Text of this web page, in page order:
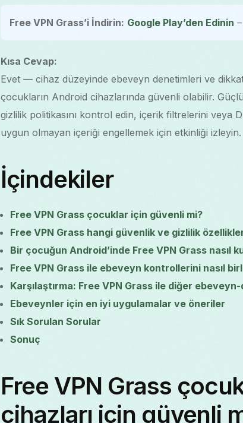
Free VPN Grass’i İndirin: Google Play’den Edinin
Kısa Cevap:
Evet — cihaz düzeyinde ebeveyn denetimleri ve
çocukların Android cihazlarında güvenli olabilir.
gizlilik politikasını kontrol edin, içerik filtrelerini veya
uygun olmayan içeriği engellemek için etkinliği izleyin.
İçindekiler
Free VPN Grass çocuklar için güvenli mi?
Free VPN Grass hangi güvenlik ve gizlilik
Bir çocuğun Android’inde Free VPN Grass nasıl
Free VPN Grass ile ebeveyn kontrollerini nasıl
Karşılaştırma: Free VPN Grass ile diğer
Ebeveynler için en iyi uygulamalar ve öneriler
Sık Sorulan Sorular
Sonuç
Free VPN Grass
cihazları için güvenli